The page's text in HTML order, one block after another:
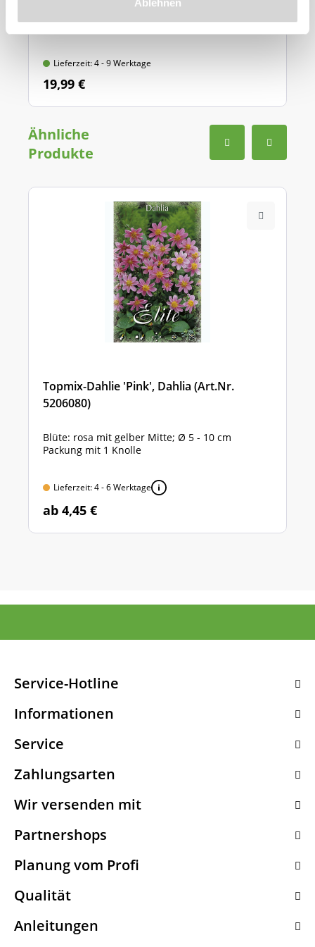
Ablehnen
Mit Griff-Auslöseautomatik und Tiefenskala,
aus hochwertigem Qualitätsstahl
Lieferzeit: 4 - 9 Werktage
19,99 €
Ähnliche
Produkte
Topmix-Dahlie 'Pink', Dahlia (Art.Nr.
5206080)
Blüte: rosa mit gelber Mitte; Ø 5 - 10 cm
Packung mit 1 Knolle
Lieferzeit: 4 - 6 Werktage
ab 4,45 €
Service-Hotline
Informationen
Service
Zahlungsarten
Wir versenden mit
Partnershops
Planung vom Profi
Qualität
Anleitungen